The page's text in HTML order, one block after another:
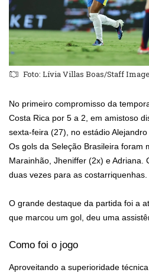
Foto: Lívia Villas Boas/Staff
No primeiro compromisso da
Costa Rica por 5 a 2, em amistoso
sexta-feira (27), no estádio Alejandro
Os gols da Seleção Brasileira foram
Marainhão, Jheniffer (2x) e Adriana.
duas vezes para as costarriquenhas.
O grande destaque da partida foi a
que marcou um gol, deu uma
Como foi o jogo
Aproveitando a superioridade